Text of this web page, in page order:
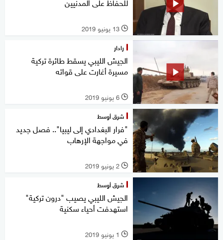
l 13 يونيو 2019
رادار
الجيش الليبي يسقط طائرة تركية
مسيرة أغارت على قواته
l 6 يونيو 2019
شرق أوسط
"فرار البغدادي إلى ليبيا".. فصل جديد
في مواجهة الإرهاب
l 2 يونيو 2019
شرق أوسط
الجيش الليبي يصيب "درون تركية"
استهدفت أحياء سكنية
l 1 يونيو 2019